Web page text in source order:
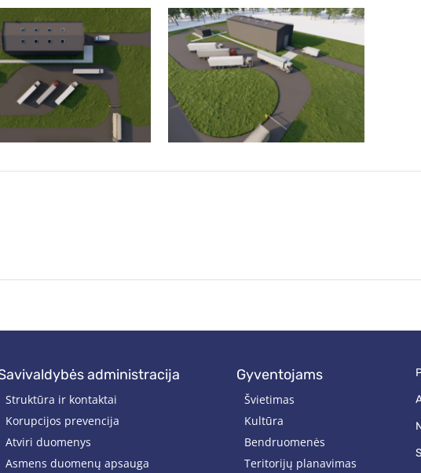
savivaldybės administracija
Struktūra ir kontaktai
Korupcijos prevencija
Atviri duomenys
Asmens duomenų apsauga
gyventojams
Švietimas
Kultūra
Bendruomenės
Teritorijų planavimas